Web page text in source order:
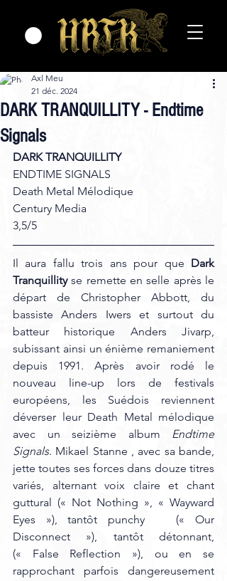
DARK TRANQUILLITY - Endtime
Signals
Axl Meu
21 déc. 2024
DARK TRANQUILLITY
ENDTIME SIGNALS
Death Metal Mélodique
Century Media
3,5/5
Il aura fallu trois ans pour que Dark
Tranquillity se remette en selle après le
départ de Christopher Abbott, du
bassiste Anders Iwers et surtout du
batteur historique Anders Jivarp,
subissant ainsi un énième remaniement
depuis 1991. Après avoir rodé le
nouveau line-up lors de festivals
européens, les Suédois reviennent
déverser leur Death Metal mélodique
avec un seizième album
Endtime
Signals. Mikael Stanne , avec sa bande,
jette toutes ses forces dans douze titres
variés, alternant voix claire et chant
guttural (« Not Nothing », « Wayward
Eyes »), tantôt punchy   (« Our
Disconnect »), tantôt détonnant,
(« False Reflection »), ou en se
rapprochant parfois dangereusement